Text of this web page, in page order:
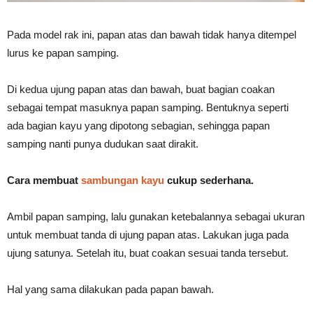
Pada model rak ini, papan atas dan bawah tidak hanya ditempel
lurus ke papan samping.
Di kedua ujung papan atas dan bawah, buat bagian coakan
sebagai tempat masuknya papan samping. Bentuknya seperti
ada bagian kayu yang dipotong sebagian, sehingga papan
samping nanti punya dudukan saat dirakit.
Cara membuat sambungan kayu cukup sederhana.
Ambil papan samping, lalu gunakan ketebalannya sebagai ukuran
untuk membuat tanda di ujung papan atas. Lakukan juga pada
ujung satunya. Setelah itu, buat coakan sesuai tanda tersebut.
Hal yang sama dilakukan pada papan bawah.